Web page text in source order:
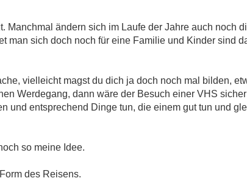
Manchmal ändern sich im Laufe der Jahre auch noch
man sich doch noch für eine Familie und Kinder sind
vielleicht magst du dich ja doch noch mal bilden,
Werdegang, dann wäre der Besuch einer VHS
und entsprechend Dinge tun, die einem gut tun und
so meine Idee.
des Reisens.